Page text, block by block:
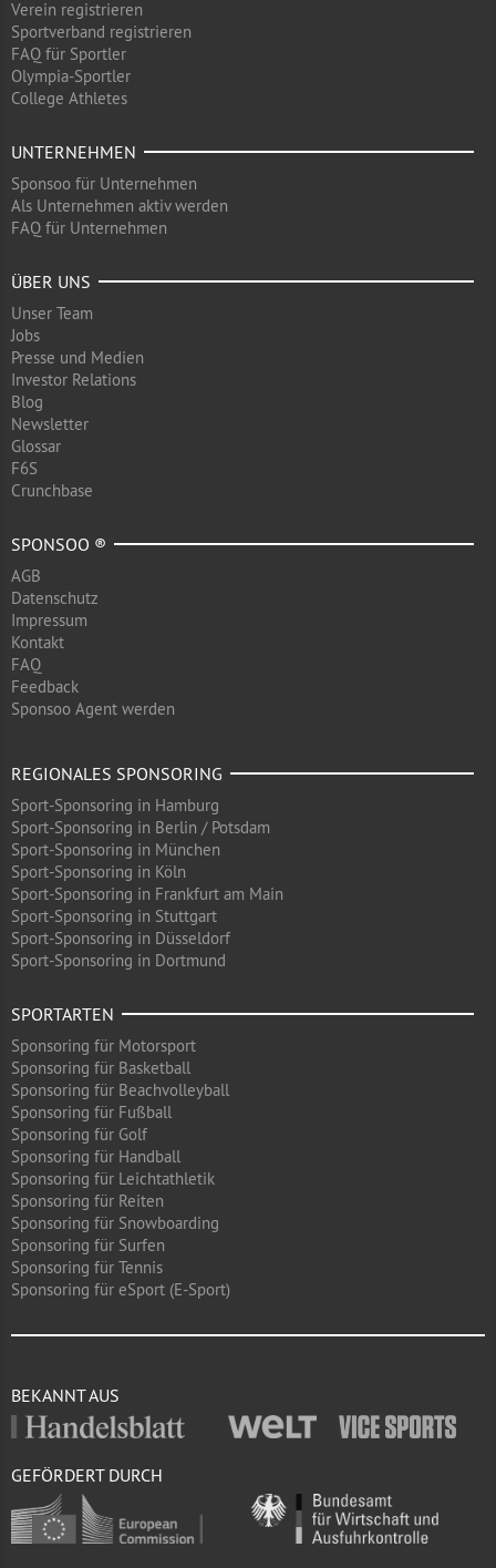
Verein registrieren
Sportverband registrieren
FAQ für Sportler
Olympia-Sportler
College Athletes
UNTERNEHMEN
Sponsoo für Unternehmen
Als Unternehmen aktiv werden
FAQ für Unternehmen
ÜBER UNS
Unser Team
Jobs
Presse und Medien
Investor Relations
Blog
Newsletter
Glossar
F6S
Crunchbase
SPONSOO ®
AGB
Datenschutz
Impressum
Kontakt
FAQ
Feedback
Sponsoo Agent werden
REGIONALES SPONSORING
Sport-Sponsoring in Hamburg
Sport-Sponsoring in Berlin / Potsdam
Sport-Sponsoring in München
Sport-Sponsoring in Köln
Sport-Sponsoring in Frankfurt am Main
Sport-Sponsoring in Stuttgart
Sport-Sponsoring in Düsseldorf
Sport-Sponsoring in Dortmund
SPORTARTEN
Sponsoring für Motorsport
Sponsoring für Basketball
Sponsoring für Beachvolleyball
Sponsoring für Fußball
Sponsoring für Golf
Sponsoring für Handball
Sponsoring für Leichtathletik
Sponsoring für Reiten
Sponsoring für Snowboarding
Sponsoring für Surfen
Sponsoring für Tennis
Sponsoring für eSport (E-Sport)
BEKANNT AUS
GEFÖRDERT DURCH